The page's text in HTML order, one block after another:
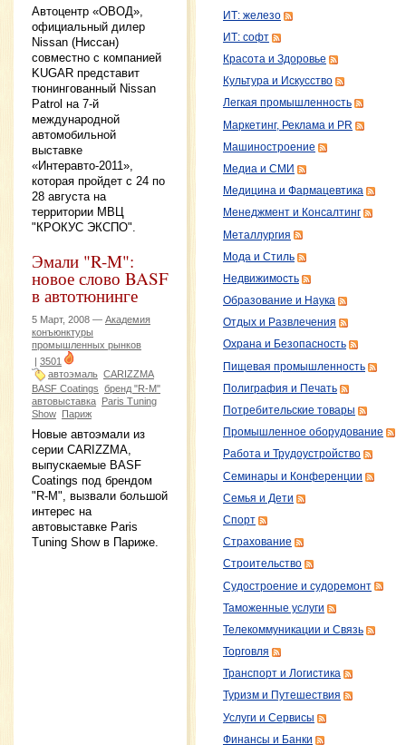
Автоцентр «ОВОД»,
официальный дилер
Nissan (Ниссан)
совместно с компанией
KUGAR представит
тюнингованный Nissan
Patrol на 7-й
международной
автомобильной
выставке
«Интеравто-2011»,
которая пройдет с 24 по
28 августа на
территории МВЦ
"КРОКУС ЭКСПО".
Эмали "R-M":
новое слово BASF
в автотюнинге
5 Март, 2008 — Академия
конъюнктуры
промышленных рынков
| 3501
автоэмаль CARIZZMA
BASF Coatings бренд "R-M"
автовыставка Paris Tuning
Show Париж
Новые автоэмали из
серии CARIZZMA,
выпускаемые BASF
Coatings под брендом
"R-M", вызвали большой
интерес на
автовыставке Paris
Tuning Show в Париже.
ИТ: железо
ИТ: софт
Красота и Здоровье
Культура и Искусство
Легкая промышленность
Маркетинг, Реклама и PR
Машиностроение
Медиа и СМИ
Медицина и Фармацевтика
Менеджмент и Консалтинг
Металлургия
Мода и Стиль
Недвижимость
Образование и Наука
Отдых и Развлечения
Охрана и Безопасность
Пищевая промышленность
Полиграфия и Печать
Потребительские товары
Промышленное оборудование
Работа и Трудоустройство
Семинары и Конференции
Семья и Дети
Спорт
Страхование
Строительство
Судостроение и судоремонт
Таможенные услуги
Телекоммуникации и Связь
Торговля
Транспорт и Логистика
Туризм и Путешествия
Услуги и Сервисы
Финансы и Банки